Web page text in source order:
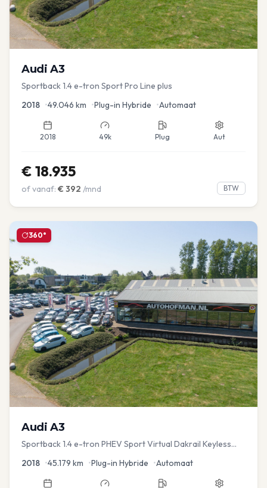
Audi A3
Sportback 1.4 e-tron Sport Pro Line plus
2018 •49.046 km •Plug-in Hybride •Automaat
2018 49k Plug Aut
€ 18.935
of vanaf: € 392 /mnd BTW
360°
Audi A3
Sportback 1.4 e-tron PHEV Sport Virtual Dakrail Keyless
2018 •45.179 km •Plug-in Hybride •Automaat